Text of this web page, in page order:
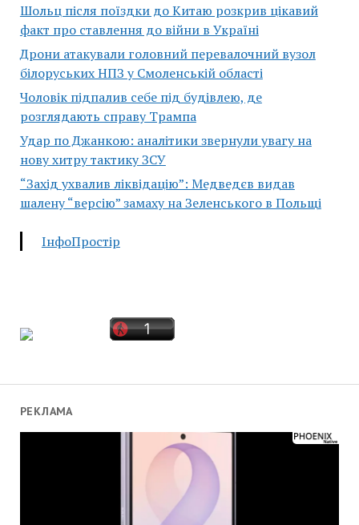
Шольц після поїздки до Китаю розкрив цікавий
факт про ставлення до війни в Україні
Дрони атакували головний перевалочний вузол
білоруських НПЗ у Смоленській області
Чоловік підпалив себе під будівлею, де
розглядають справу Трампа
Удар по Джанкою: аналітики звернули увагу на
нову хитру тактику ЗСУ
“Захід ухвалив ліквідацію”: Медведєв видав
шалену “версію” замаху на Зеленського в Польщі
ІнфоПростір
РЕКЛАМА